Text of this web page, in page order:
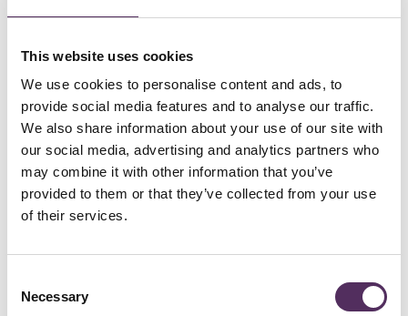
This website uses cookies
We use cookies to personalise content and ads, to
provide social media features and to analyse our traffic.
We also share information about your use of our site with
our social media, advertising and analytics partners who
may combine it with other information that you’ve
provided to them or that they’ve collected from your use
of their services.
Selection
Necessary